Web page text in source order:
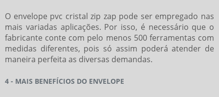
O envelope pvc cristal zip zap pode ser empregado nas
mais variadas aplicações. Por isso, é necessário que o
fabricante conte com pelo menos 500 ferramentas com
medidas diferentes, pois só assim poderá atender de
maneira perfeita as diversas demandas.
4 - MAIS BENEFÍCIOS DO ENVELOPE